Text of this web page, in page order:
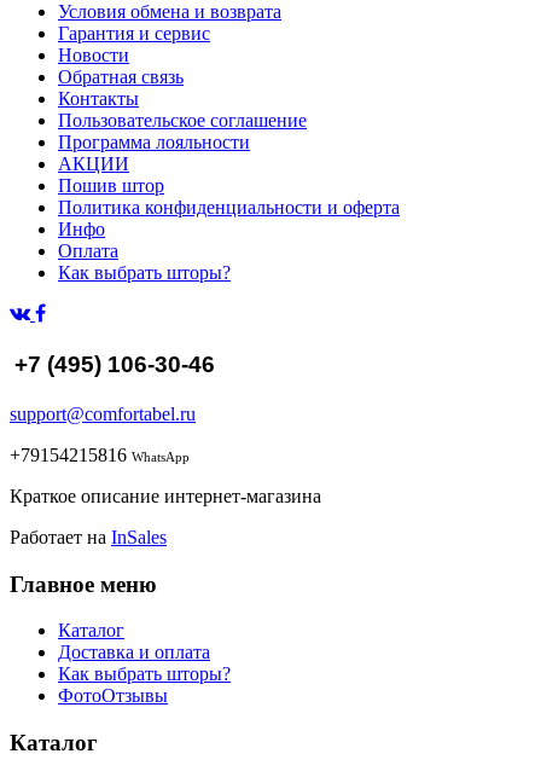
Условия обмена и возврата
Гарантия и сервис
Новости
Обратная связь
Контакты
Пользовательское соглашение
Программа лояльности
АКЦИИ
Пошив штор
Политика конфиденциальности и оферта
Инфо
Оплата
Как выбрать шторы?
+7 (495) 106-30-46
support@comfortabel.ru
+79154215816 WhatsApp
Краткое описание интернет-магазина
Работает на InSales
Главное меню
Каталог
Доставка и оплата
Как выбрать шторы?
ФотоОтзывы
Каталог